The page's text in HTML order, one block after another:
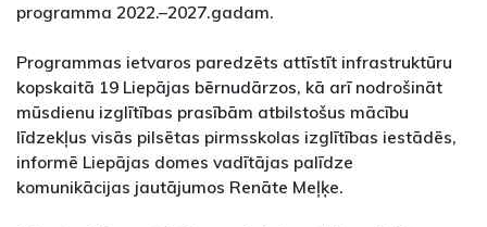
programma 2022.–2027.gadam.
Programmas ietvaros paredzēts attīstīt infrastruktūru
kopskaitā 19 Liepājas bērnudārzos, kā arī nodrošināt
mūsdienu izglītības prasībām atbilstošus mācību
līdzekļus visās pilsētas pirmsskolas izglītības iestādēs,
informē Liepājas domes vadītājas palīdze
komunikācijas jautājumos Renāte Meļķe.